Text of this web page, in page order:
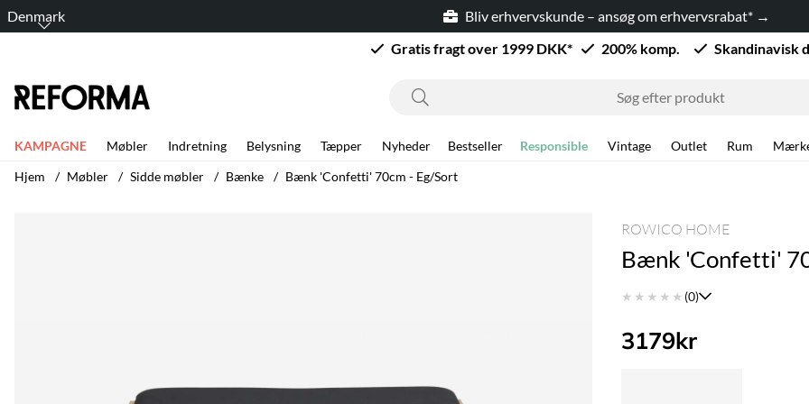
Denmark
Bliv erhvervskunde – ansøg om erhvervsrabat* →
Gratis fragt over 1999 DKK*
200% komp. Skandinavisk
KAMPAGNE Møbler Indretning Belysning Tæpper Nyheder Bestseller Responsible Vintage Outlet Rum
Hjem
Møbler Sidde møbler Bænke Bænk 'Confetti' 70cm - Eg/Sort
ROWICO HOME
Bænk 'Confetti'
★ ★ ★ ★ ★ (0)
3179kr